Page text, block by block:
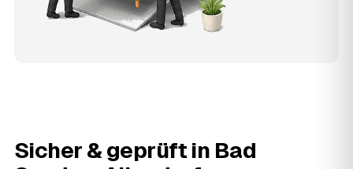
Sicher & geprüft in Bad